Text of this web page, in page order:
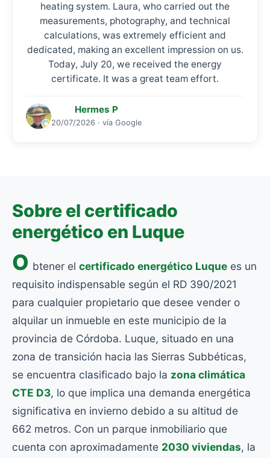
heating system. Laura, who carried out the
measurements, photography, and technical
calculations, was extremely efficient and
dedicated, making an excellent impression on us.
Today, July 20, we received the energy
certificate. It was a great team effort.
Hermes P
20/07/2026 · vía Google
Sobre el certificado
energético en Luque
O btener el certificado energético Luque es un
requisito indispensable según el RD 390/2021
para cualquier propietario que desee vender o
alquilar un inmueble en este municipio de la
provincia de Córdoba. Luque, situado en una
zona de transición hacia las Sierras Subbéticas,
se encuentra clasificado bajo la zona climática
CTE D3, lo que implica una demanda energética
significativa en invierno debido a su altitud de
662 metros. Con un parque inmobiliario que
cuenta con aproximadamente 2030 viviendas, la